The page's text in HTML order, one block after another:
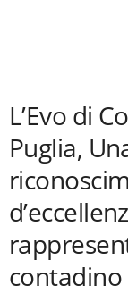
L’Evo di
Puglia,
contadino